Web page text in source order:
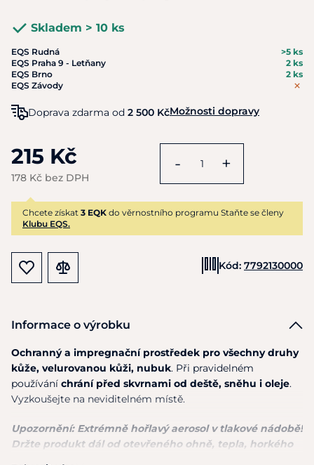
Skladem > 10 ks
EQS Rudná
>5 ks
EQS Praha 9 - Letňany
2 ks
EQS Brno
2 ks
EQS Závody
Doprava zdarma od 2 500 KčMožnosti dopravy
215 Kč
178 Kč bez DPH
- +
Chcete získat 3 EQK do věrnostního programu Staňte se členy
Klubu EQS.
Kód: 7792130000
Informace o výrobku
Ochrannýa impregnační prostředek pro všechny druhy
kůže, velurovanou kůži, nubuk. Při pravidelném
používání chrání před skvrnami od deště, sněhu i oleje.
Vyzkoušejte na neviditelném místě.
Upozornění: Extrémně hořlavý aerosol v tlakové nádobě!
Držte produkt dál od otevřeného ohně, tepla, horkého